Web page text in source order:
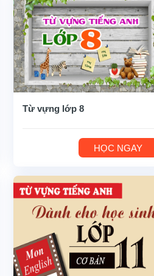
Từ vựng lớp 8
HỌC NGAY